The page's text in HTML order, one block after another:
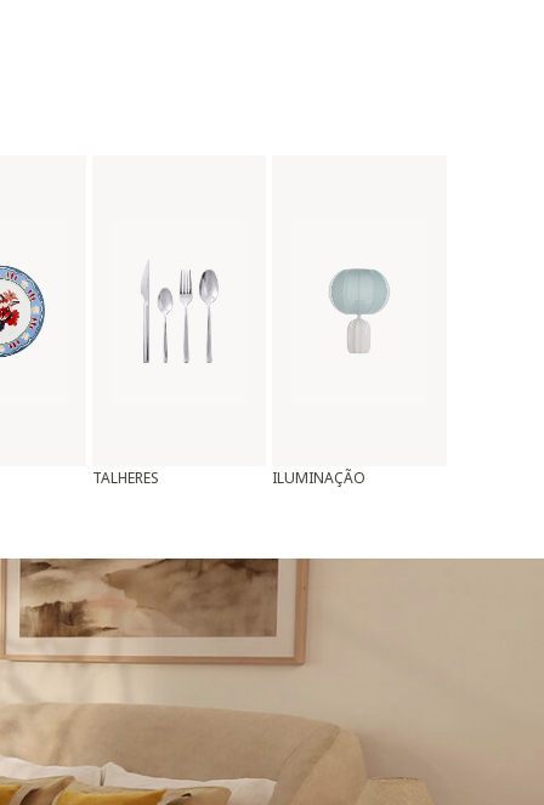
TALHERES ILUMINAÇÃO